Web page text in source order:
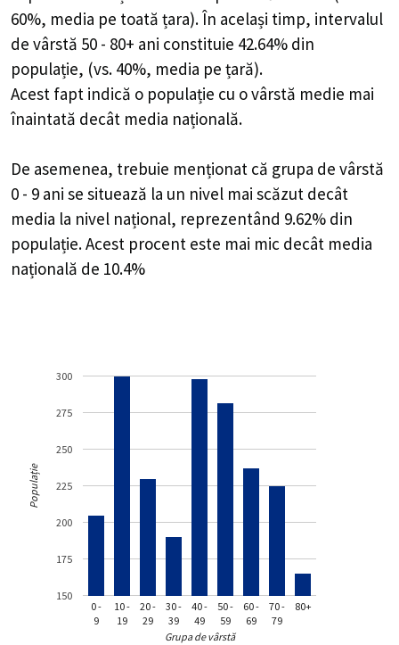
60%, media pe toată țara). În același timp, intervalul
de vârstă 50 - 80+ ani constituie 42.64% din
populație, (vs. 40%, media pe țară).
Acest fapt indică o populație cu o vârstă medie mai
înaintată decât media națională.
De asemenea, trebuie menționat că grupa de vârstă
0 - 9 ani se situează la un nivel mai scăzut decât
media la nivel național, reprezentând 9.62% din
populație. Acest procent este mai mic decât media
națională de 10.4%
0 -
9
10 -
19
20 -
29
30 -
39
40 -
49
50 -
59
60 -
69
70 -
79
80+
150
175
200
225
250
275
300
Grupa de vârstă
Populație